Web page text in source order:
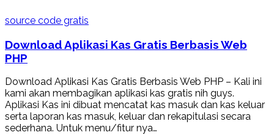
source code gratis
Download Aplikasi Kas Gratis Berbasis Web
PHP
Download Aplikasi Kas Gratis Berbasis Web PHP – Kali ini
kami akan membagikan aplikasi kas gratis nih guys.
Aplikasi Kas ini dibuat mencatat kas masuk dan kas keluar
serta laporan kas masuk, keluar dan rekapitulasi secara
sederhana. Untuk menu/fitur nya…